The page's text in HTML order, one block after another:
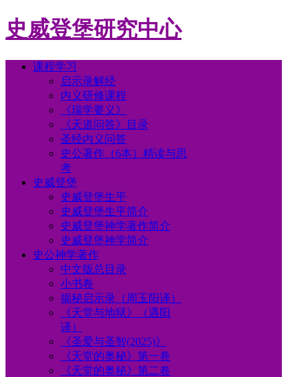
史威登堡研究中心
课程学习
启示录解经
内义研修课程
《瑞学要义》
《天道问答》目录
圣经内义问答
史公著作（6本）精读与思
考
史威登堡
史威登堡生平
史威登堡生平简介
史威登堡神学著作简介
史威登堡神学简介
史公神学著作
中文版总目录
小书卷
揭秘启示录（周玉阳译）
《天堂与地狱》（遇阳
译）
《圣爱与圣智(2025)》
《天堂的奥秘》第一卷
《天堂的奥秘》第二卷